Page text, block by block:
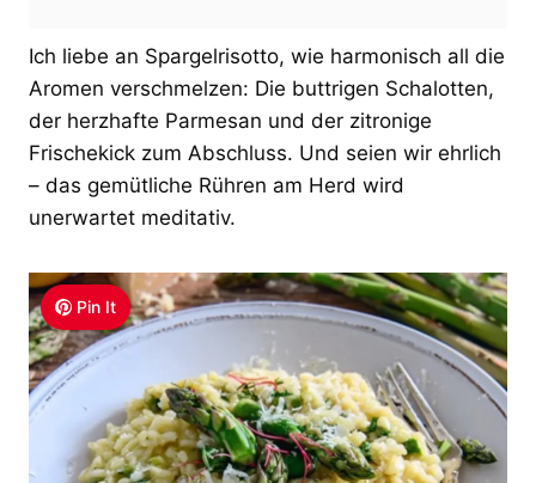
Ich liebe an Spargelrisotto, wie harmonisch all die
Aromen verschmelzen: Die buttrigen Schalotten,
der herzhafte Parmesan und der zitronige
Frischekick zum Abschluss. Und seien wir ehrlich
– das gemütliche Rühren am Herd wird
unerwartet meditativ.
Pin It